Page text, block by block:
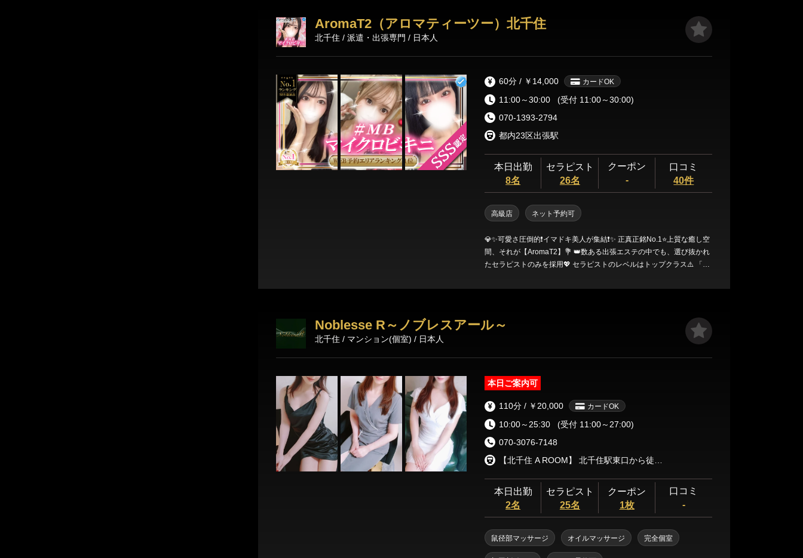
AromaT2（アロマティーツー）北千住
北千住 / 派遣・出張専門 / 日本人
60分 / ￥14,000 カードOK
11:00～30:00
(受付 11:00～30:00)
070-1393-2794
都内23区出張駅
本日出勤
8名
セラピスト
26名
クーポン
-
口コミ
40件
高級店 ネット予約可
💎✨可愛さ圧倒的❗イマドキ美人が集結❗✨ 正真正銘No.1⭐️上質な癒し空
間、それが【AromaT2】💐 👑数ある出張エステの中でも、選び抜かれ
たセラピストのみを採用💖 セラピストのレベルはトップクラス⚠️ 「ル
なだけじゃない、心から癒してくれる“本物の美女”たちが勢ぞろいして
で夢のようなひととき🫧 身体の疲れだけでなく、心の奥までとろける
がリピート必至です🌼 🌟【AromaT2】は、大手グループが手がける“ハ
イクラス専門店”として、業界内でも圧倒的な信頼と人気を誇ります。
セラピストたちの教育・マナー・技術はすべて徹底管理されており、
完全プライベートな癒しの時間をご提供いたします🕯️✨ 📞電話一本で呼
べる贅沢。 都会の喧騒を離れ、あなただけの癒し空間を—💖 今夜、最
体を優しく包み込みます💐🌙
Noblesse R～ノブレスアール～
北千住 / マンション(個室) / 日本人
本日ご案内可
110分 / ￥20,000 カードOK
10:00～25:30
(受付 11:00～27:00)
070-3076-7148
本日出勤
2名
セラピスト
25名
クーポン
1枚
口コミ
-
鼠径部マッサージ オイルマッサージ 完全個室